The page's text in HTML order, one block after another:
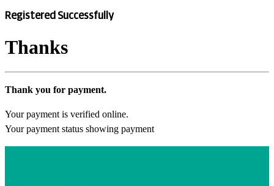
Registered Successfully
Thanks
Thank you for payment.
Your payment is verified online.
Your payment status showing payment